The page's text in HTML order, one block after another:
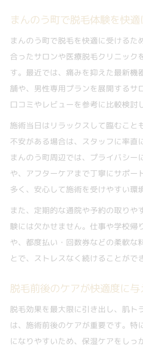
まんのう町で脱毛体験を快
まんのう町で脱毛を快適に受けるた
合ったサロンや医療脱毛クリニック
す。最近では、痛みを抑えた最新機
舗や、男性専用プランを展開するサ
口コミやレビューを参考に比較検討
施術当日はリラックスして臨むこと
不安がある場合は、スタッフに率直
まんのう町周辺では、プライバシー
や、アフターケアまで丁寧にサポー
多く、安心して施術を受けやすい環
また、定期的な通院や予約の取りや
験には欠かせません。仕事や学校帰
や、都度払い・回数券などの柔軟な
とで、ストレスなく続けることがで
脱毛前後のケアが快適度に
脱毛効果を最大限に引き出し、肌ト
は、施術前後のケアが重要です。特
になりやすいため、保湿ケアをしっ